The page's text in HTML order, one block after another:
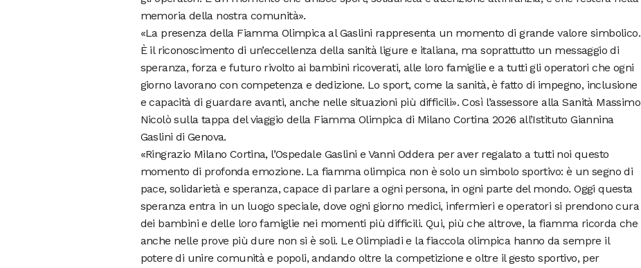
memoria della nostra comunità».
«La presenza della Fiamma Olimpica al Gaslini rappresenta un momento di grande valore simbolico.
È il riconoscimento di un’eccellenza della sanità ligure e italiana, ma soprattutto un messaggio di
speranza, forza e futuro rivolto ai bambini ricoverati, alle loro famiglie e a tutti gli operatori che ogni
giorno lavorano con competenza e dedizione. Lo sport, come la sanità, è fatto di impegno, inclusione
e capacità di guardare avanti, anche nelle situazioni più difficili». Così l’assessore alla Sanità Massimo
Nicolò sulla tappa del viaggio della Fiamma Olimpica di Milano Cortina 2026 all’Istituto Giannina
Gaslini di Genova.
«Ringrazio Milano Cortina, l’Ospedale Gaslini e Vanni Oddera per aver regalato a tutti noi questo
momento di profonda emozione. La fiamma olimpica non è solo un simbolo sportivo: è un segno di
pace, solidarietà e speranza, capace di parlare a ogni persona, in ogni parte del mondo. Oggi questa
speranza entra in un luogo speciale, dove ogni giorno medici, infermieri e operatori si prendono cura
dei bambini e delle loro famiglie nei momenti più difficili. Qui, più che altrove, la fiamma ricorda che
anche nelle prove più dure non si è soli. Le Olimpiadi e la fiaccola olimpica hanno da sempre il
potere di unire comunità e popoli, andando oltre la competizione e oltre il gesto sportivo, per